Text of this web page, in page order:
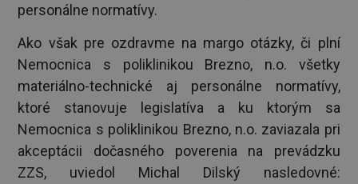
personálne normatívy.
Ako však pre ozdravme na margo otázky, či plní
Nemocnica s poliklinikou Brezno, n.o. všetky
materiálno-technické aj personálne normatívy,
ktoré stanovuje legislatíva a ku ktorým sa
Nemocnica s poliklinikou Brezno, n.o. zaviazala pri
akceptácii dočasného poverenia na prevádzku
ZZS, uviedol Michal Dilský nasledovné: